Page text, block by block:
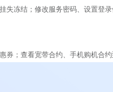
失冻结；修改服务密码、设置登
；查看宽带合约、手机购机合